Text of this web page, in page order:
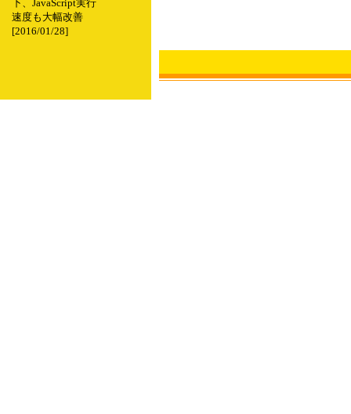
下、JavaScript実行
速度も大幅改善
[2016/01/28]